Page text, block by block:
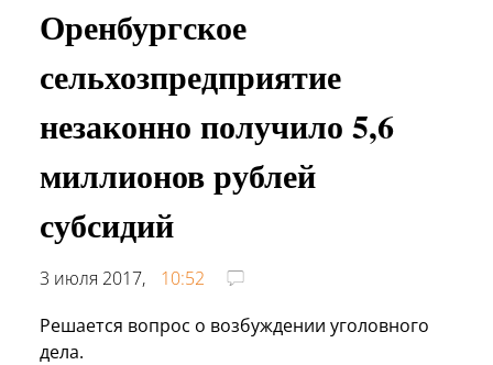
Оренбургское
сельхозпредприятие
незаконно получило 5,6
миллионов рублей
субсидий
3 июля 2017,
10:52
Решается вопрос о возбуждении уголовного
дела.